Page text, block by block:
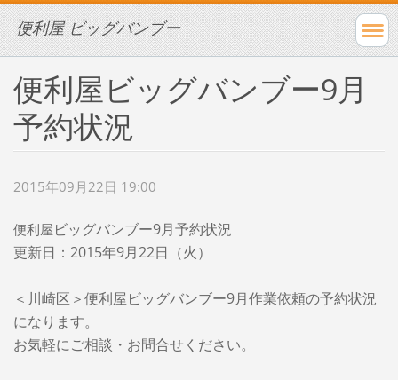
便利屋 ビッグバンブー
便利屋ビッグバンブー9月
予約状況
2015年09月22日 19:00
便利屋 ビッグバンブー9月予約状況
更新日：2015年9月22日（火）
＜川崎区＞便利屋ビッグバンブー9月作業依頼の予約状況
になります。
お気軽にご相談・お問合せください。